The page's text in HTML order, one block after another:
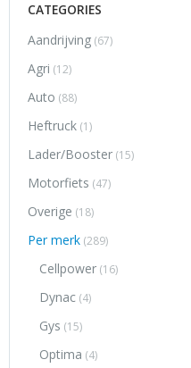
CATEGORIES
Aandrijving (67)
Agri (12)
Auto (88)
Heftruck (1)
Lader/Booster (15)
Motorfiets (47)
Overige (18)
Per merk (289)
Cellpower (16)
Dynac (4)
Gys (15)
Optima (4)